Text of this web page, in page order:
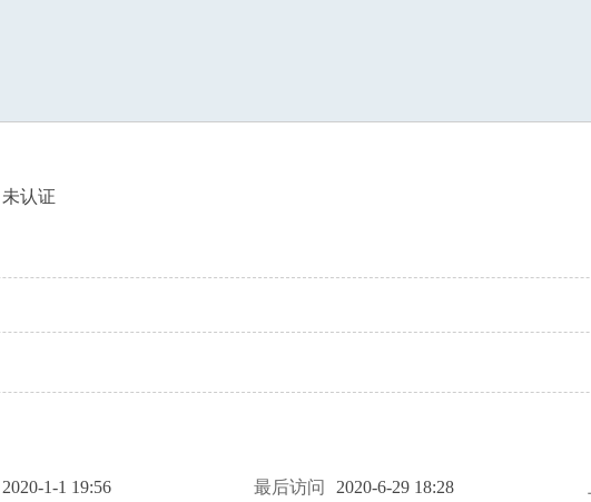
未认证
2020-1-1 19:56 最后访问 2020-6-29 18:28